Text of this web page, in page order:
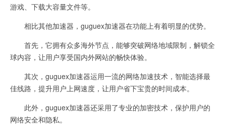
游戏、下载大容量文件等。
相比其他加速器，guguex加速器在功能上有着明显的优势。
首先，它拥有众多海外节点，能够突破网络地域限制，解锁全
球内容，让用户享受国内外网站的畅快体验。
其次，guguex加速器运用一流的网络加速技术，智能选择最
佳线路，提升用户上网速度，让用户省下宝贵的时间成本。
此外，guguex加速器还采用了专业的加密技术，保护用户的
网络安全和隐私。